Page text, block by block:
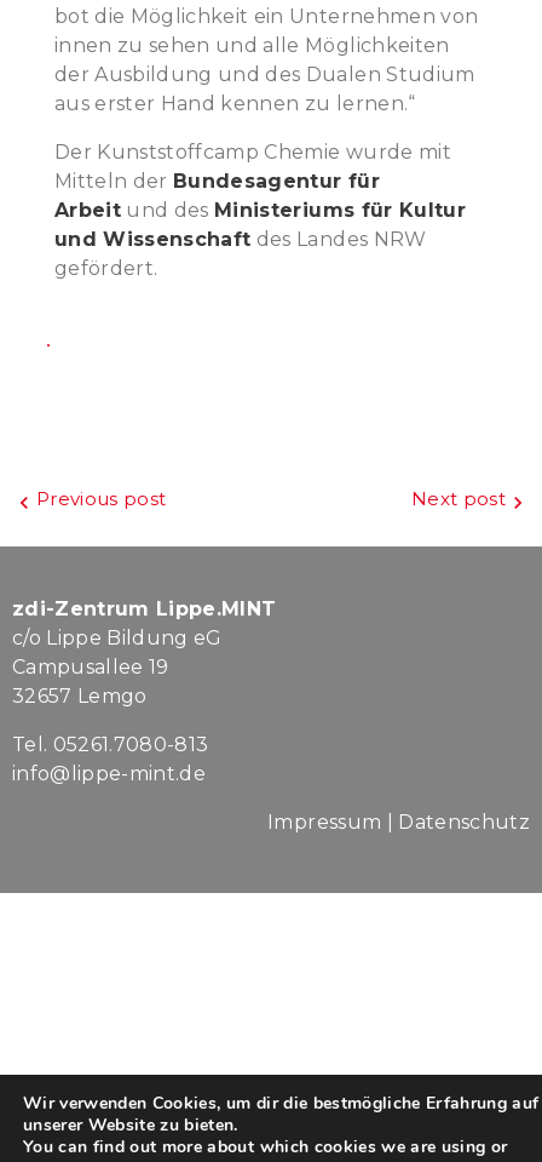
bot die Möglichkeit ein Unternehmen von
innen zu sehen und alle Möglichkeiten
der Ausbildung und des Dualen Studium
aus erster Hand kennen zu lernen.“
Der Kunststoffcamp Chemie wurde mit
Mitteln der Bundesagentur für
Arbeit und des Ministeriums für Kultur
und Wissenschaft des Landes NRW
gefördert.
Beitragsnavigation
Previous post Next post
zdi-Zentrum Lippe.MINT
c/o Lippe Bildung eG
Campusallee 19
32657 Lemgo
Tel. 05261.7080-813
info@lippe-mint.de
Impressum Datenschutz
Wir verwenden Cookies, um dir die bestmögliche Erfahrung auf
unserer Website zu bieten.
You can find out more about which cookies we are using or